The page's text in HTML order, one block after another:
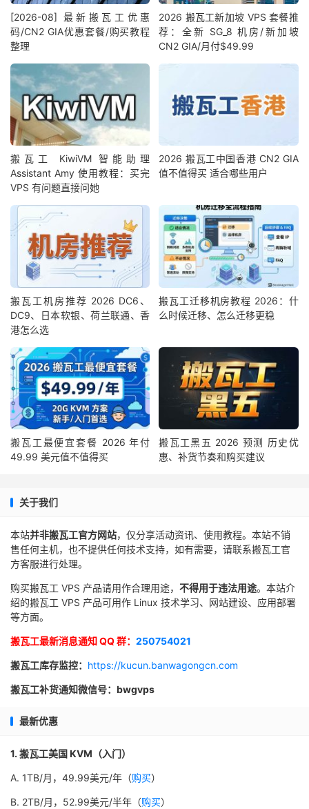
[2026-08] 最新搬瓦工优惠
码/CN2 GIA优惠套餐/购买教程
整理
2026 搬瓦工新加坡 VPS 套餐推
荐：全新 SG_8 机房/新加坡
CN2 GIA/月付$49.99
搬瓦工 KiwiVM 智能助理
Assistant Amy 使用教程：买完
VPS 有问题直接问她
2026 搬瓦工中国香港 CN2 GIA
值不值得买 适合哪些用户
搬瓦工机房推荐 2026 DC6、
DC9、日本软银、荷兰联通、香
港怎么选
搬瓦工迁移机房教程 2026：什
么时候迁移、怎么迁移更稳
搬瓦工最便宜套餐 2026 年付
49.99 美元值不值得买
搬瓦工黑五 2026 预测 历史优
惠、补货节奏和购买建议
关于我们
本站并非搬瓦工官方网站，仅分享活动资讯、使用教程。本站不销
售任何主机，也不提供任何技术支持，如有需要，请联系搬瓦工官
方客服进行处理。
购买搬瓦工 VPS 产品请用作合理用途， 不得用于违法用途。本站介
绍的搬瓦工 VPS 产品可用作 Linux 技术学习、网站建设、应用部署
等方面。
搬瓦工最新消息通知 QQ 群： 250754021
搬瓦工库存监控： https://kucun.banwagongcn.com
搬瓦工补货通知微信号：bwgvps
最新优惠
1. 搬瓦工美国 KVM（入门）
A. 1TB/月，49.99美元/年（购买）
B. 2TB/月，52.99美元/半年（购买）